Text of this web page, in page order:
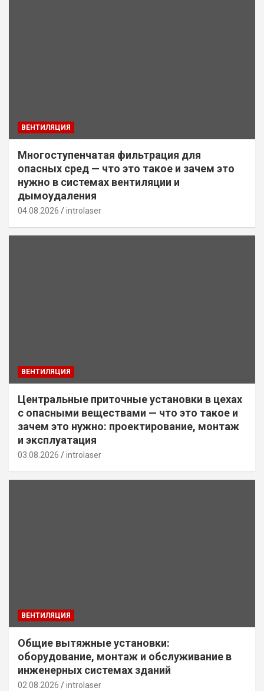
ВЕНТИЛЯЦИЯ
Многоступенчатая фильтрация для
опасных сред — что это такое и зачем это
нужно в системах вентиляции и
дымоудаления
04.08.2026 introlaser
ВЕНТИЛЯЦИЯ
Центральные приточные установки в цехах
с опасными веществами — что это такое и
зачем это нужно: проектирование, монтаж
и эксплуатация
03.08.2026 introlaser
ВЕНТИЛЯЦИЯ
Общие вытяжные установки:
оборудование, монтаж и обслуживание в
инженерных системах зданий
02.08.2026 introlaser